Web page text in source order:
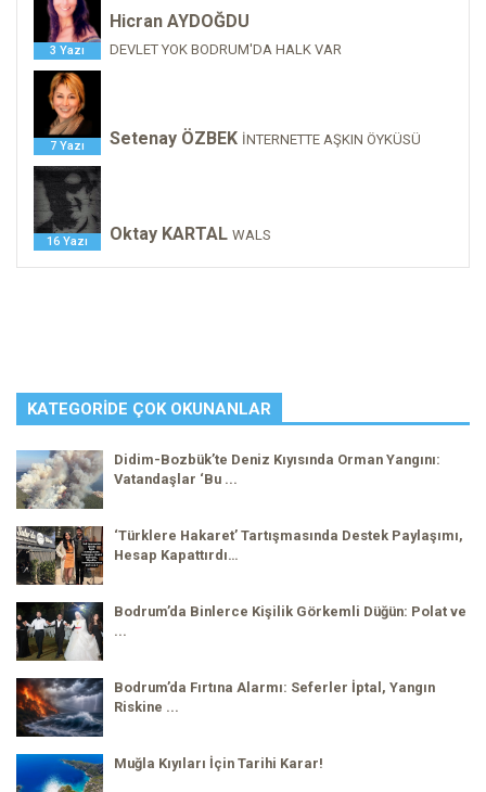
3 Yazı
Hicran AYDOĞDU
DEVLET YOK BODRUM'DA HALK VAR
7 Yazı Setenay ÖZBEK İNTERNETTE AŞKIN ÖYKÜSÜ
16 Yazı Oktay KARTAL WALS
KATEGORIDE ÇOK OKUNANLAR
Didim-Bozbük’te Deniz Kıyısında Orman Yangını:
Vatandaşlar ‘Bu ...
‘Türklere Hakaret’ Tartışmasında Destek Paylaşımı,
Hesap Kapattırdı…
Bodrum’da Binlerce Kişilik Görkemli Düğün: Polat ve
...
Bodrum’da Fırtına Alarmı: Seferler İptal, Yangın
Riskine ...
Muğla Kıyıları İçin Tarihi Karar!